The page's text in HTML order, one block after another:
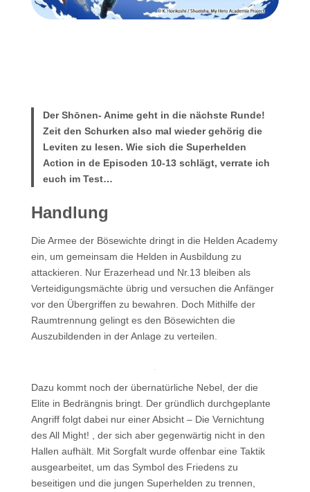
Der Shōnen- Anime geht in die nächste Runde!
Zeit den Schurken also mal wieder gehörig die
Leviten zu lesen.Wie sich die Superhelden
Action in de Episoden 10-13 schlägt, verrate ich
euch im Test…
Handlung
Die Armee der Bösewichte dringt in die Helden Academy
ein, um gemeinsam die Helden in Ausbildung zu
attackieren. Nur Erazerhead und Nr.13 bleiben als
Verteidigungsmächte übrig und versuchen die Anfänger
vor den Übergriffen zu bewahren. Doch Mithilfe der
Raumtrennung gelingt es den Bösewichten die
Auszubildenden in der Anlage zu verteilen.
Dazu kommt noch der übernatürliche Nebel, der die
Elite in Bedrängnis bringt. Der gründlich durchgeplante
Angriff folgt dabei nur einer Absicht – Die Vernichtung
des All Might! , der sich aber gegenwärtig nicht in den
Hallen aufhält. Mit Sorgfalt wurde offenbar eine Taktik
ausgearbeitet, um das Symbol des Friedens zu
beseitigen und die jungen Superhelden zu trennen,